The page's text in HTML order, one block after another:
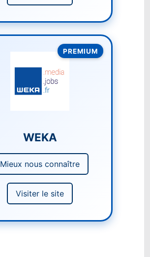
PREMIUM
WEKA
Mieux nous connaître
Visiter le site